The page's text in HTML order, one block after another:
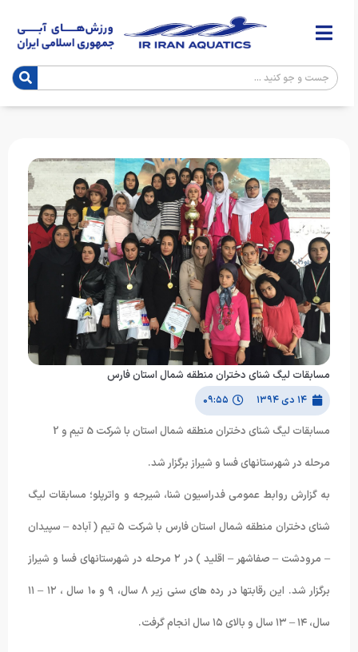
مسابقات لیگ شنای دختران منطقه شمال استان فارس
۱۴ دی ۱۳۹۴ ۰۹:۵۵
مسابقات لیگ شنای دختران منطقه شمال استان با شرکت 5 تیم و 2
مرحله در شهرستانهای فسا و شیراز برگزار شد.
به گزارش روابط عمومی فدراسیون شنا، شیرجه و واترپلو؛ مسابقات لیگ
شنای دختران منطقه شمال استان فارس با شرکت ۵ تیم ( آباده – سپیدان
– مرودشت – صفاشهر – اقلید ) در ۲ مرحله در شهرستانهای فسا و شیراز
برگزار شد. این رقابتها در رده های سنی زیر ۸ سال، ۹ و ۱۰ سال ، ۱۲ – ۱۱
سال، ۱۴ – ۱۳ سال و بالای ۱۵ سال انجام گرفت.